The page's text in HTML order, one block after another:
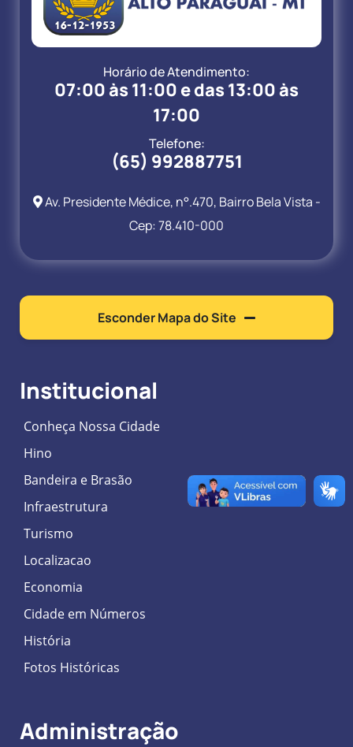
Horário de Atendimento:
07:00 às 11:00 e das 13:00 às
17:00
Telefone:
(65) 992887751
Av. Presidente Médice, n°.470, Bairro Bela Vista -
Cep: 78.410-000
Esconder Mapa do Site
Institucional
Conheça Nossa Cidade
Hino
Bandeira e Brasão
Infraestrutura
Turismo
Localizacao
Economia
Cidade em Números
História
Fotos Históricas
Administração